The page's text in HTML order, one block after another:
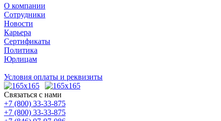
О компании
Сотрудники
Новости
Карьера
Сертификаты
Политика
Юрлицам
Условия оплаты и реквизиты
Связаться с нами
+7 (800) 33-33-875
+7 (800) 33-33-875